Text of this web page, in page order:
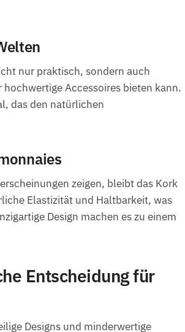
nur praktisch, sondern auch
Accessoires bieten kann.
das den natürlichen
zeigen, bleibt das Kork
Elastizität und Haltbarkeit, was
Design machen es zu einem
Entscheidung für
Designs und minderwertige